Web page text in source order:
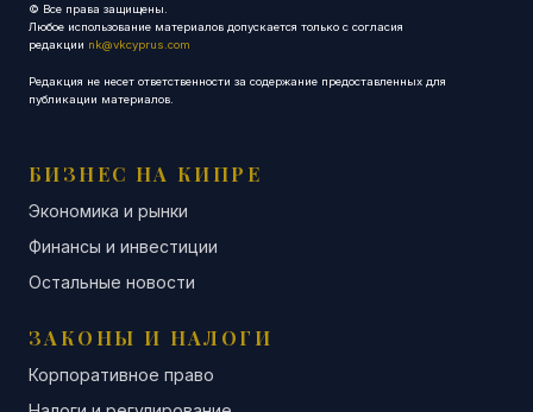
© Все права защищены.
Любое использование материалов допускается только с согласия
редакции nk@vkcyprus.com
Редакция не несет ответственности за содержание предоставленных для
публикации материалов.
БИЗНЕС НА КИПРЕ
Экономика и рынки
Финансы и инвестиции
Остальные новости
ЗАКОНЫ И НАЛОГИ
Корпоративное право